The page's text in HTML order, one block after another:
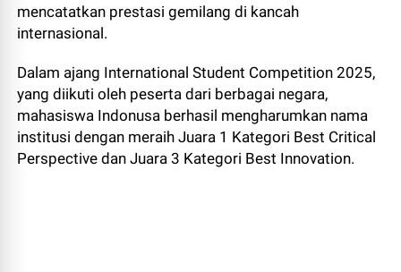
mencatatkan prestasi gemilang di kancah
internasional.
Dalam ajang International Student Competition 2025,
yang diikuti oleh peserta dari berbagai negara,
mahasiswa Indonusa berhasil mengharumkan nama
institusi dengan meraih Juara 1 Kategori Best Critical
Perspective dan Juara 3 Kategori Best Innovation.